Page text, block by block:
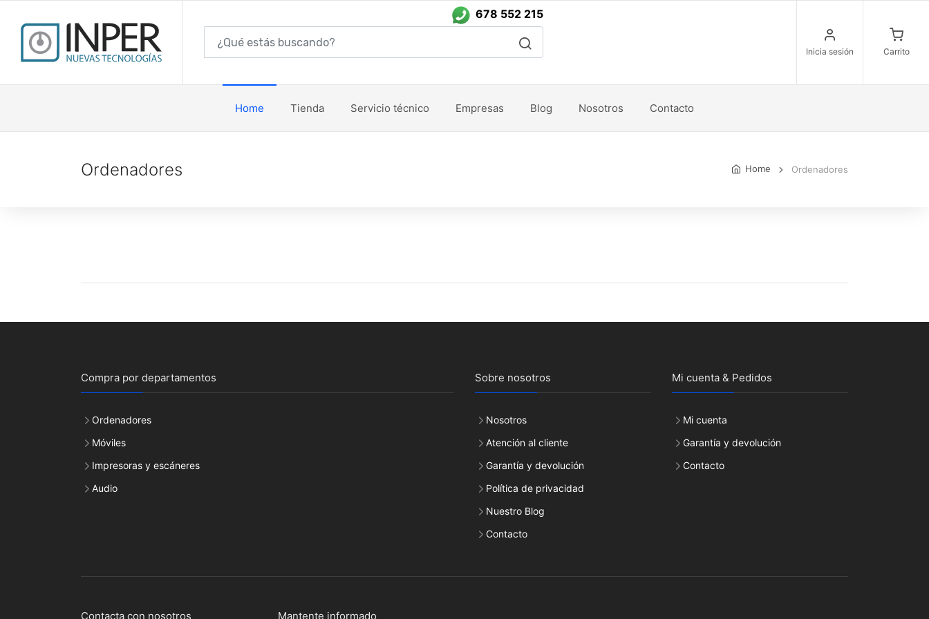
678 552 215
Inicia sesión Carrito
Home Tienda Servicio técnico Empresas Blog Nosotros Contacto
Ordenadores Home Ordenadores
Compra por departamentos
Ordenadores
Móviles
Impresoras y escáneres
Audio
Sobre nosotros
Nosotros
Atención al cliente
Garantía y devolución
Política de privacidad
Nuestro Blog
Contacto
Mi cuenta & Pedidos
Mi cuenta
Garantía y devolución
Contacto
Contacta con nosotros Mantente informado